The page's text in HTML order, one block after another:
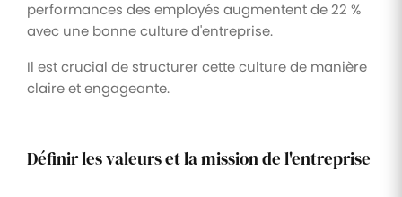
performances des employés augmentent de 22 %
avec une bonne culture d'entreprise.
Il est crucial de structurer cette culture de manière
claire et engageante.
Définir les valeurs et la mission de l'entreprise